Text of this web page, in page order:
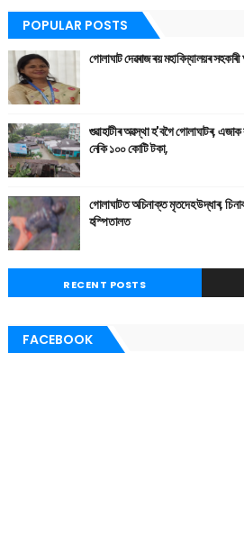
POPULAR POSTS
গোলাঘাট দেৱৰাজ ৰয় মহাবিদ্যালয়ৰ
গুৱাহাটীৰ অৱস্থা হ'বগৈ গোলাঘাটৰ,
নেকি ১০০ কোটি টকা,
গোলাঘাটত অচিনাক্ত মৃতদেহ উদ্ধাৰ,
হস্পিতালত
RECENT POSTS
FACEBOOK